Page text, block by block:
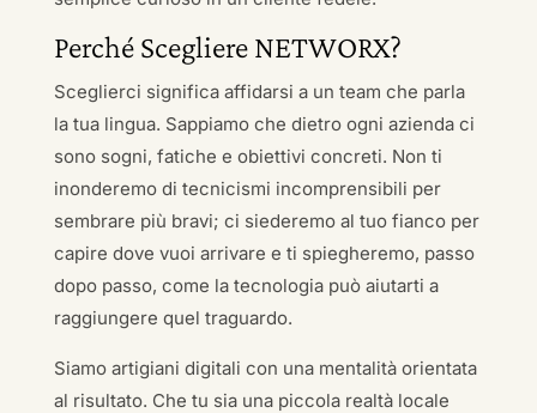
Perché Scegliere NETWORX?
Sceglierci significa affidarsi a un team che parla
la tua lingua. Sappiamo che dietro ogni azienda ci
sono sogni, fatiche e obiettivi concreti. Non ti
inonderemo di tecnicismi incomprensibili per
sembrare più bravi; ci siederemo al tuo fianco per
capire dove vuoi arrivare e ti spiegheremo, passo
dopo passo, come la tecnologia può aiutarti a
raggiungere quel traguardo.
Siamo artigiani digitali con una mentalità orientata
al risultato. Che tu sia una piccola realtà locale